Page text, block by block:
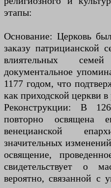
этапы:
Основание: Церковь
заказу патрицианской
влиятельных
документальное
1177 годом, что
как приходской церкви
Реконструкции: В
повторно освящена
венецианской
значительных
освящение,
свидетельствует о
вероятно, связанной с